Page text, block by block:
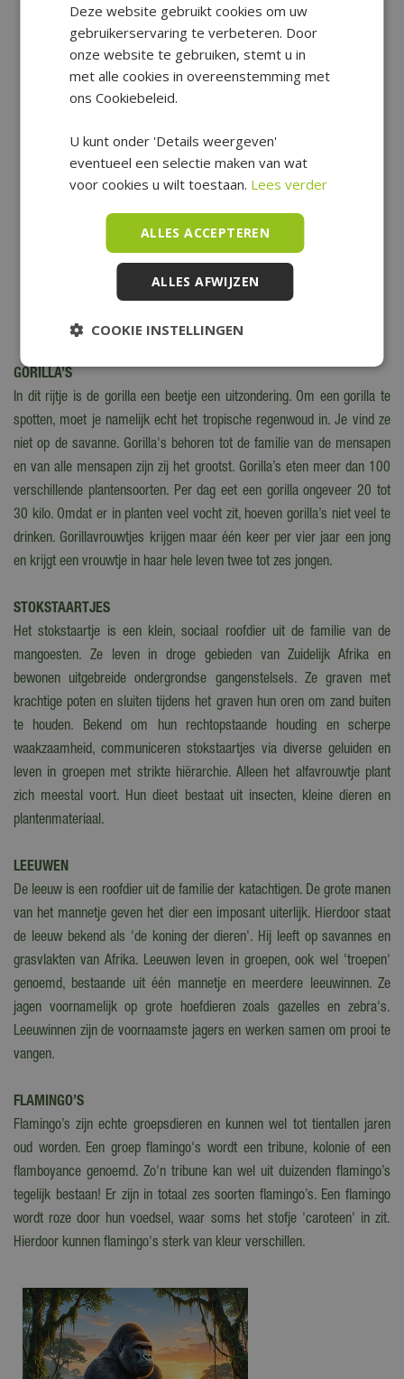
GORILLA’S
In dit rijtje is de gorilla een beetje een uitzondering. Om een gorilla te
spotten, moet je namelijk echt het tropische regenwoud in. Je vind ze
niet op de savanne. Gorilla's behoren tot de familie van de mensapen
en van alle mensapen zijn zij het grootst. Gorilla’s eten meer dan 100
verschillende plantensoorten. Per dag eet een gorilla ongeveer 20 tot
30 kilo. Omdat er in planten veel vocht zit, hoeven gorilla’s niet veel te
drinken. Gorillavrouwtjes krijgen maar één keer per vier jaar een jong
en krijgt een vrouwtje in haar hele leven twee tot zes jongen.
STOKSTAARTJES
Het stokstaartje is een klein, sociaal roofdier uit de familie van de
mangoesten. Ze leven in droge gebieden van Zuidelijk Afrika en
bewonen uitgebreide ondergrondse gangenstelsels. Ze graven met
krachtige poten en sluiten tijdens het graven hun oren om zand buiten
te houden. Bekend om hun rechtopstaande houding en scherpe
waakzaamheid, communiceren stokstaartjes via diverse geluiden en
leven in groepen met strikte hiërarchie. Alleen het alfavrouwtje plant
zich meestal voort. Hun dieet bestaat uit insecten, kleine dieren en
plantenmateriaal.
LEEUWEN
De leeuw is een roofdier uit de familie der katachtigen. De grote manen
van het mannetje geven het dier een imposant uiterlijk. Hierdoor staat
de leeuw bekend als 'de koning der dieren'. Hij leeft op savannes en
grasvlakten van Afrika. Leeuwen leven in groepen, ook wel 'troepen'
genoemd, bestaande uit één mannetje en meerdere leeuwinnen. Ze
jagen voornamelijk op grote hoefdieren zoals gazelles en zebra's.
Leeuwinnen zijn de voornaamste jagers en werken samen om prooi te
vangen.
FLAMINGO’S
Flamingo’s zijn echte groepsdieren en kunnen wel tot tientallen jaren
oud worden. Een groep flamingo's wordt een tribune, kolonie of een
flamboyance genoemd. Zo'n tribune kan wel uit duizenden flamingo’s
tegelijk bestaan! Er zijn in totaal zes soorten flamingo’s. Een flamingo
wordt roze door hun voedsel, waar soms het stofje 'caroteen' in zit.
Hierdoor kunnen flamingo's sterk van kleur verschillen.
Deze website gebruikt cookies om uw
gebruikerservaring te verbeteren. Door
onze website te gebruiken, stemt u in
met alle cookies in overeenstemming met
ons Cookiebeleid.
U kunt onder 'Details weergeven'
eventueel een selectie maken van wat
voor cookies u wilt toestaan. Lees verder
ALLES ACCEPTEREN
ALLES AFWIJZEN
COOKIE INSTELLINGEN